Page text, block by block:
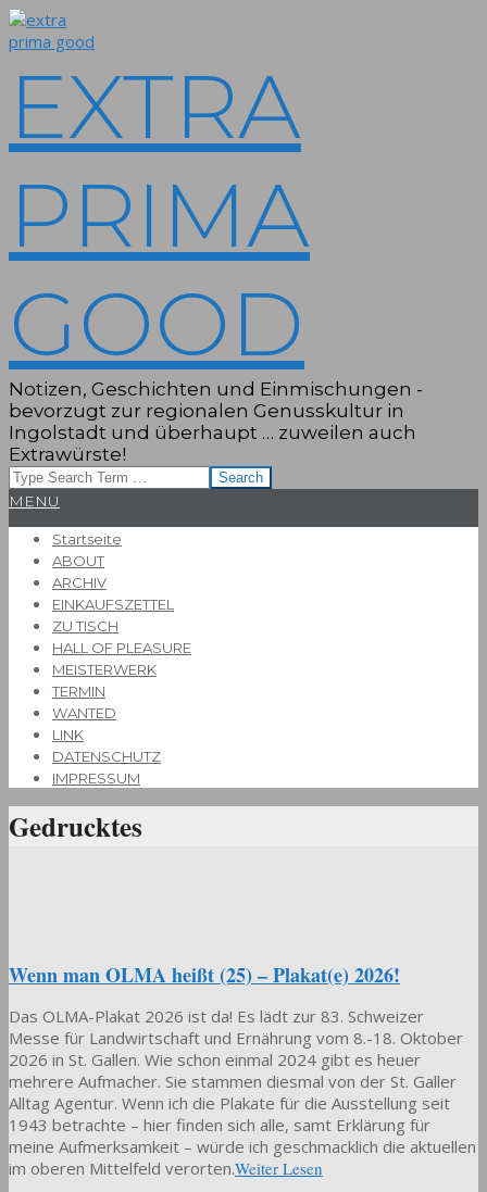
Skip
to
EXTRA
PRIMA
GOOD
Notizen, Geschichten und Einmischungen -
bevorzugt zur regionalen Genusskultur in
Ingolstadt und überhaupt … zuweilen auch
Extrawürste!
Search
Primary
Menu
MENU
Startseite
ABOUT
ARCHIV
EINKAUFSZETTEL
ZU TISCH
HALL OF PLEASURE
MEISTERWERK
TERMIN
WANTED
LINK
DATENSCHUTZ
IMPRESSUM
Gedrucktes
Wenn man OLMA heißt (25) – Plakat(e) 2026!
Das OLMA-Plakat 2026 ist da! Es lädt zur 83. Schweizer
Messe für Landwirtschaft und Ernährung vom 8.-18. Oktober
2026 in St. Gallen. Wie schon einmal 2024 gibt es heuer
mehrere Aufmacher. Sie stammen diesmal von der St. Galler
Alltag Agentur. Wenn ich die Plakate für die Ausstellung seit
1943 betrachte – hier finden sich alle, samt Erklärung für
meine Aufmerksamkeit – würde ich geschmacklich die aktuellen
im oberen Mittelfeld verorten.Weiter Lesen